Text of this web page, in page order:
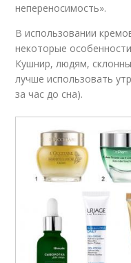
непереносимость».
В использовании
некоторые
Кушнир, людям,
лучше использовать
за час до сна).